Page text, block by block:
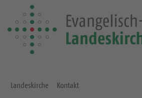
Landeskirche Kontakt